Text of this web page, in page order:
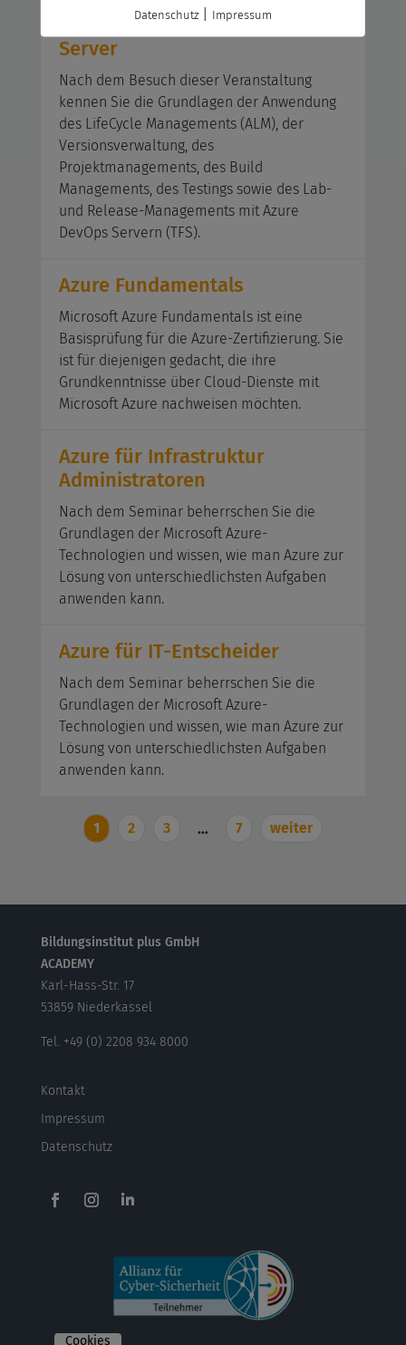
Azure DevOps/Azure DevOps
Server
Nach dem Besuch dieser Veranstaltung
kennen Sie die Grundlagen der Anwendung
des LifeCycle Managements (ALM), der
Versionsverwaltung, des
Projektmanagements, des Build
Managements, des Testings sowie des Lab-
und Release-Managements mit Azure
DevOps Servern (TFS).
Azure Fundamentals
Microsoft Azure Fundamentals ist eine
Basisprüfung für die Azure-Zertifizierung. Sie
ist für diejenigen gedacht, die ihre
Grundkenntnisse über Cloud-Dienste mit
Microsoft Azure nachweisen möchten.
Azure für Infrastruktur
Administratoren
Nach dem Seminar beherrschen Sie die
Grundlagen der Microsoft Azure-
Technologien und wissen, wie man Azure zur
Lösung von unterschiedlichsten Aufgaben
anwenden kann.
Azure für IT-Entscheider
Nach dem Seminar beherrschen Sie die
Grundlagen der Microsoft Azure-
Technologien und wissen, wie man Azure zur
Lösung von unterschiedlichsten Aufgaben
anwenden kann.
1 2 3 … 7 weiter
Bildungsinstitut plus GmbH
ACADEMY
Karl-Hass-Str. 17
53859 Niederkassel
Tel. +49 (0) 2208 934 8000
Kontakt
Impressum
Datenschutz
Cookies
Datenschutz| Impressum